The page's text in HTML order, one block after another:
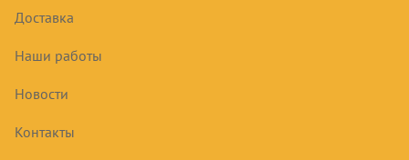
Доставка
Наши работы
Новости
Контакты